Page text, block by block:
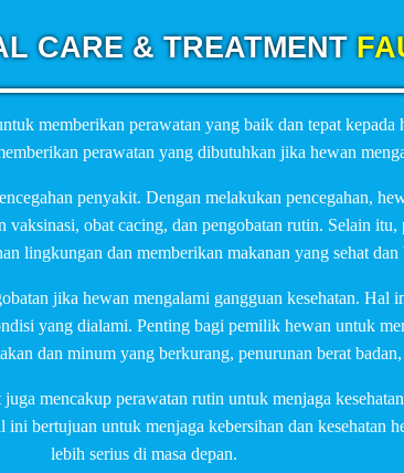
CARE & TREATMENT
memberikan perawatan yang baik dan tepat
perawatan yang dibutuhkan jika hewan
penyakit. Dengan melakukan pencegahan,
obat cacing, dan pengobatan rutin. Selain
lingkungan dan memberikan makanan yang sehat dan
jika hewan mengalami gangguan kesehatan.
yang dialami. Penting bagi pemilik hewan untuk
dan minum yang berkurang, penurunan berat
mencakup perawatan rutin untuk menjaga
bertujuan untuk menjaga kebersihan dan kesehatan
lebih serius di masa depan.